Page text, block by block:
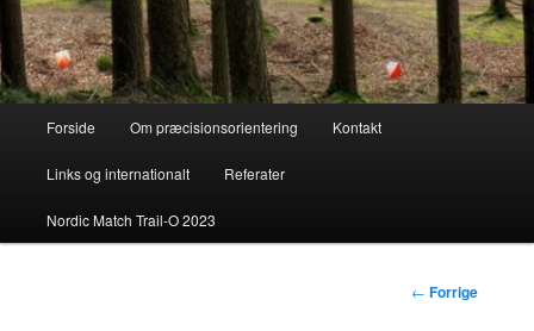
Forside Om præcisionsorientering Kontakt
Links og internationalt Referater
Nordic Match Trail-O 2023
← Forrige